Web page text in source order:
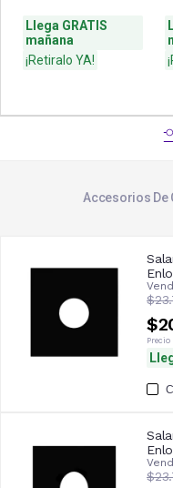
Llega GRATIS
mañana
¡Retiralo YA!
Accesorios De